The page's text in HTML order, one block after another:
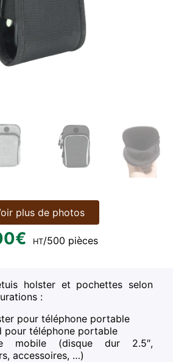
plus de photos
€ HT/500 pièces
holster et pochettes selon
:
pour téléphone portable
pour téléphone portable
mobile (disque dur 2.5″,
accessoires, …)